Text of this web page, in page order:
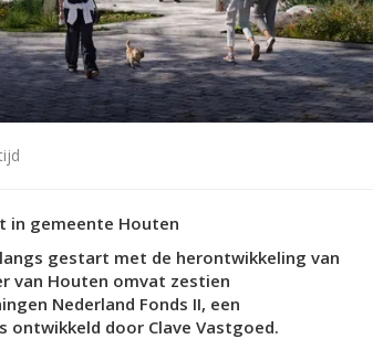
in gemeente Houten
gestart met de herontwikkeling van
van Houten omvat zestien
Nederland Fonds II, een
ontwikkeld door Clave Vastgoed.